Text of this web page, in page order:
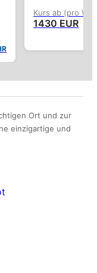
Kurs ab (pro
1430 EUR
Ort und zur
einzigartige und